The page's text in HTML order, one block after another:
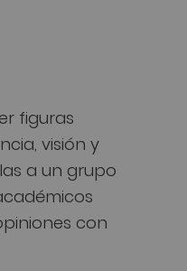
figuras
visión y
a un grupo
con